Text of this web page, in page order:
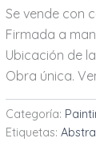
Se vende con
Firmada a
Ubicación de
Obra única.
Categoría:
Etiquetas: